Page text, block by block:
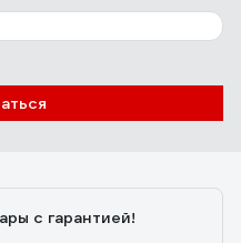
с гарантией!